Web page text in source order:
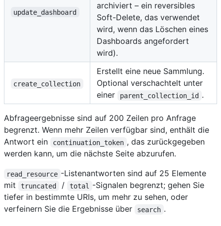
update_dashboard
archiviert – ein reversibles
Soft-Delete, das verwendet
wird, wenn das Löschen eines
Dashboards angefordert
wird).
create_collection
Erstellt eine neue Sammlung.
Optional verschachtelt unter
einer
parent_collection_id .
Abfrageergebnisse sind auf 200 Zeilen pro Anfrage
begrenzt. Wenn mehr Zeilen verfügbar sind, enthält die
Antwort ein
continuation_token , das zurückgegeben
werden kann, um die nächste Seite abzurufen.
read_resource -Listenantworten sind auf 25 Elemente
mit
truncated / total
-Signalen begrenzt; gehen Sie
tiefer in bestimmte URIs, um mehr zu sehen, oder
verfeinern Sie die Ergebnisse über
search .